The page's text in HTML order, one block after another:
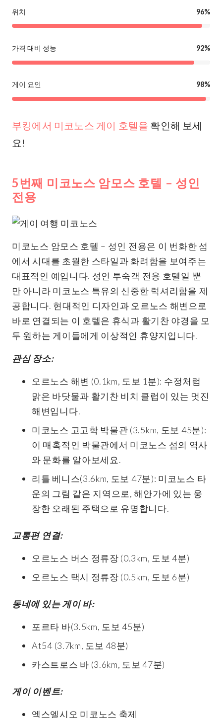
위치 96%
가격 대비 성능 92%
게이 요인 98%
부킹에서 미코노스 게이 호텔을 확인해 보세
요!
5번째 미코노스 암모스 호텔 – 성인
전용
미코노스 암모스 호텔 – 성인 전용은 이 번화한 섬
에서 시대를 초월한 스타일과 화려함을 보여주는
대표적인 예입니다. 성인 투숙객 전용 호텔일 뿐
만 아니라 미코노스 특유의 신중한 럭셔리함을 제
공합니다. 현대적인 디자인과 오르노스 해변으로
바로 연결되는 이 호텔은 휴식과 활기찬 야경을 모
두 원하는 게이들에게 이상적인 휴양지입니다.
관심 장소:
오르노스 해변 (0.1km, 도보 1분): 수정처럼
맑은 바닷물과 활기찬 비치 클럽이 있는 멋진
해변입니다.
미코노스 고고학 박물관 (3.5km, 도보 45분):
이 매혹적인 박물관에서 미코노스 섬의 역사
와 문화를 알아보세요.
리틀 베니스(3.6km, 도보 47분): 미코노스 타
운의 그림 같은 지역으로, 해안가에 있는 웅
장한 오래된 주택으로 유명합니다.
교통편 연결:
오르노스 버스 정류장 (0.3km, 도보 4분)
오르노스 택시 정류장 (0.5km, 도보 6분)
동네에 있는 게이 바:
포르타 바(3.5km, 도보 45분)
At54 (3.7km, 도보 48분)
카스트로스 바 (3.6km, 도보 47분)
게이 이벤트:
엑스엘시오 미코노스 축제